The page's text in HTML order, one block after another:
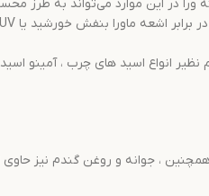
ورا در این موارد می‌تواند به طرز
، جوانه و روغن گندم نیز